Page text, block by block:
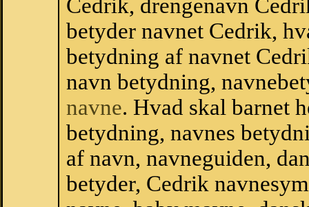
Cedrik, drengenavn
betyder navnet Cedrik,
betydning af navnet
navn betydning,
navne. Hvad skal barnet
betydning, navnes
af navn, navneguiden,
betyder, Cedrik